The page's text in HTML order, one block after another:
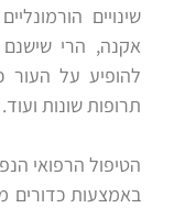
שינויים
אקנה, הרי שישנם
להופיע על העור
תרופות שונות ועוד.
הטיפול הרפואי
באמצעות כדורים